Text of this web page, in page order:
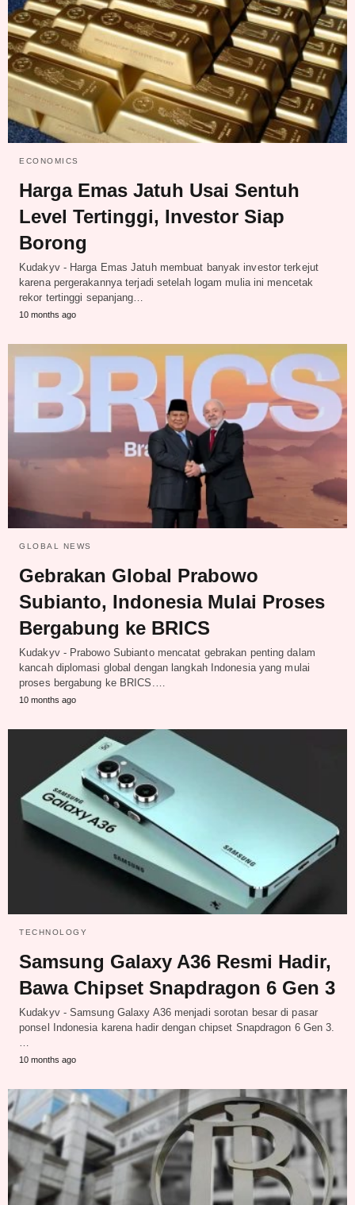
ECONOMICS
Harga Emas Jatuh Usai Sentuh
Level Tertinggi, Investor Siap
Borong
Kudakyv - Harga Emas Jatuh membuat banyak investor terkejut
karena pergerakannya terjadi setelah logam mulia ini mencetak
rekor tertinggi sepanjang…
10 months ago
GLOBAL NEWS
Gebrakan Global Prabowo
Subianto, Indonesia Mulai Proses
Bergabung ke BRICS
Kudakyv - Prabowo Subianto mencatat gebrakan penting dalam
kancah diplomasi global dengan langkah Indonesia yang mulai
proses bergabung ke BRICS.…
10 months ago
TECHNOLOGY
Samsung Galaxy A36 Resmi Hadir,
Bawa Chipset Snapdragon 6 Gen 3
Kudakyv - Samsung Galaxy A36 menjadi sorotan besar di pasar
ponsel Indonesia karena hadir dengan chipset Snapdragon 6 Gen 3.
10 months ago